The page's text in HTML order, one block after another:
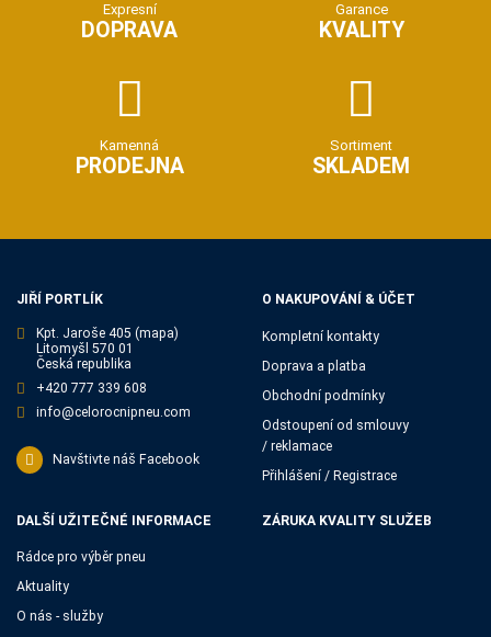
Expresní
DOPRAVA
Garance
KVALITY
Kamenná
PRODEJNA
Sortiment
SKLADEM
JIŘÍ PORTLÍK
Kpt. Jaroše 405 (mapa)
Litomyšl 570 01
Česká republika
+420 777 339 608
info@celorocnipneu.com
Navštivte náš Facebook
O NAKUPOVÁNÍ & ÚČET
Kompletní kontakty
Doprava a platba
Obchodní podmínky
Odstoupení od smlouvy
/ reklamace
Přihlášení / Registrace
DALŠÍ UŽITEČNÉ INFORMACE
Rádce pro výběr pneu
Aktuality
O nás - služby
ZÁRUKA KVALITY SLUŽEB